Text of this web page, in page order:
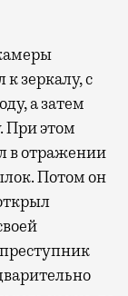
зеркалу, с
а затем
При этом
в отражении
Потом он